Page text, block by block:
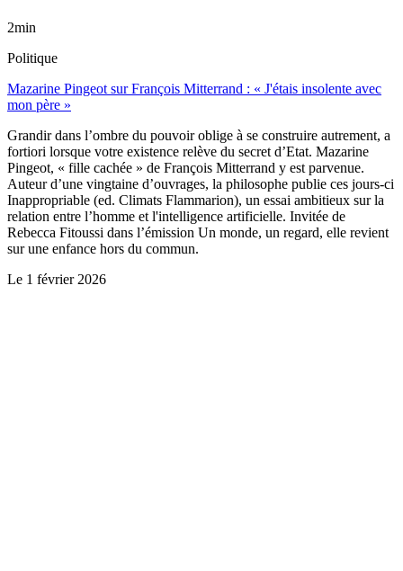
2min
Politique
Mazarine Pingeot sur François Mitterrand : « J'étais insolente avec
mon père »
Grandir dans l’ombre du pouvoir oblige à se construire autrement, a
fortiori lorsque votre existence relève du secret d’Etat. Mazarine
Pingeot, « fille cachée » de François Mitterrand y est parvenue.
Auteur d’une vingtaine d’ouvrages, la philosophe publie ces jours-ci
Inappropriable (ed. Climats Flammarion), un essai ambitieux sur la
relation entre l’homme et l'intelligence artificielle. Invitée de
Rebecca Fitoussi dans l’émission Un monde, un regard, elle revient
sur une enfance hors du commun.
Le 1 février 2026